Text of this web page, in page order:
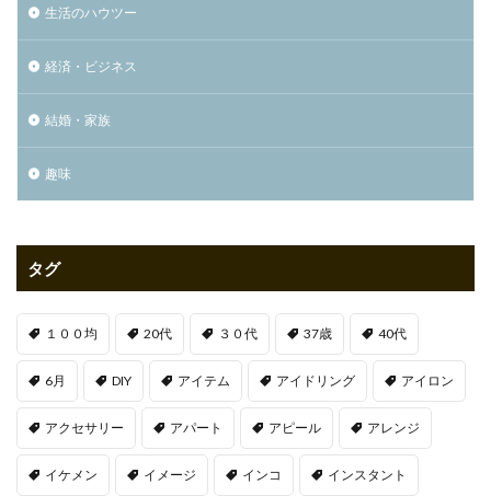
生活のハウツー
経済・ビジネス
結婚・家族
趣味
タグ
１００均 20代 ３０代 37歳 40代
6月 DIY アイテム アイドリング アイロン
アクセサリー アパート アピール アレンジ
イケメン イメージ インコ インスタント